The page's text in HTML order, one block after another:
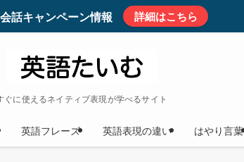
話キャンペーン情報 詳細はこちら
ぐに使えるネイティブ表現が学べるサイト
英語フレーズ 英語表現の違い はやり言葉